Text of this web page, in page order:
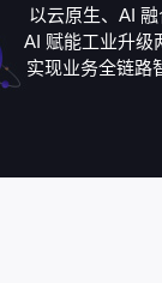
以云原生、AI
AI 赋能工业升级
实现业务全链路